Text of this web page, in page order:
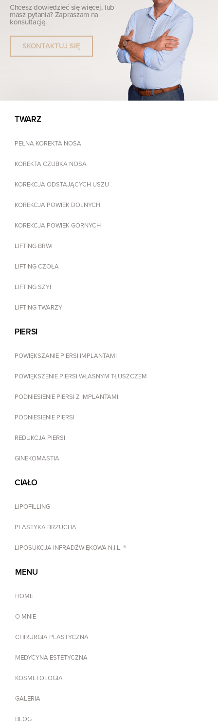
Chcesz dowiedzieć się więcej, lub
masz pytania? Zapraszam na
konsultację.
SKONTAKTUJ SIĘ
TWARZ
PEŁNA KOREKTA NOSA
KOREKTA CZUBKA NOSA
KOREKCJA ODSTAJĄCYCH USZU
KOREKCJA POWIEK DOLNYCH
KOREKCJA POWIEK GÓRNYCH
LIFTING BRWI
LIFTING CZOŁA
LIFTING SZYI
LIFTING TWARZY
PIERSI
POWIĘKSZANIE PIERSI IMPLANTAMI
POWIĘKSZENIE PIERSI WŁASNYM TŁUSZCZEM
PODNIESIENIE PIERSI Z IMPLANTAMI
PODNIESIENIE PIERSI
REDUKCJA PIERSI
GINEKOMASTIA
CIAŁO
LIPOFILLING
PLASTYKA BRZUCHA
LIPOSUKCJA INFRADŹWIĘKOWA N.I.L. ®
MENU
HOME
O MNIE
CHIRURGIA PLASTYCZNA
MEDYCYNA ESTETYCZNA
KOSMETOLOGIA
GALERIA
BLOG